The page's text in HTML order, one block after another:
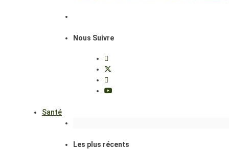
Nous Suivre
Santé
Les plus récents